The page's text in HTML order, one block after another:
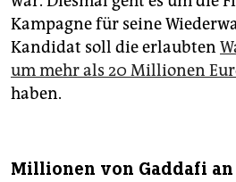
Kampagne für seine
Kandidat soll die erlaubten
um mehr als 20 Millionen
haben.
Millionen von Gaddafi an